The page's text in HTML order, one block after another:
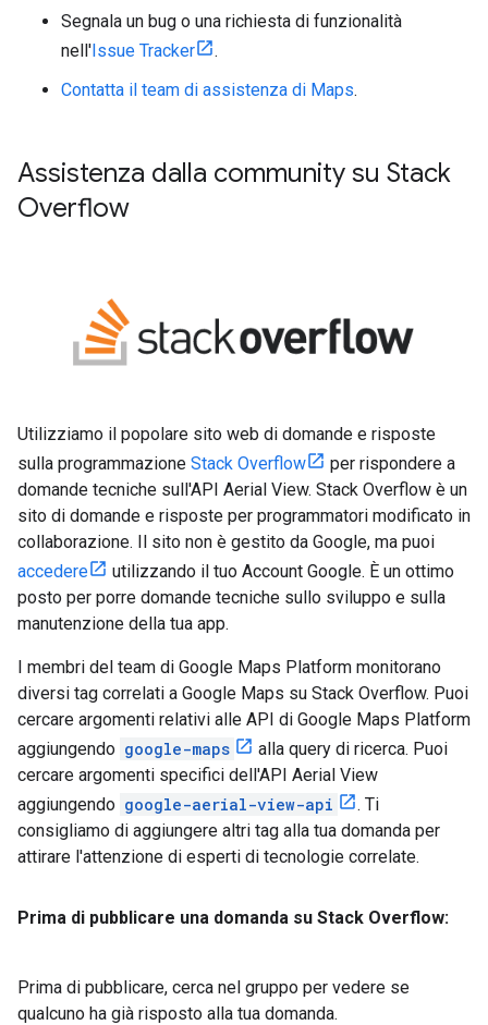
Segnala un bug o una richiesta di funzionalità
nell'Issue Tracker
.
Contatta il team di assistenza di Maps.
Assistenza dalla community su Stack
Overflow
Utilizziamo il popolare sito web di domande e risposte
sulla programmazione Stack Overflow
per rispondere a
domande tecniche sull'API Aerial View. Stack Overflow è un
sito di domande e risposte per programmatori modificato in
collaborazione. Il sito non è gestito da Google, ma puoi
accedere
utilizzando il tuo Account Google. È un ottimo
posto per porre domande tecniche sullo sviluppo e sulla
manutenzione della tua app.
I membri del team di Google Maps Platform monitorano
diversi tag correlati a Google Maps su Stack Overflow. Puoi
cercare argomenti relativi alle API di Google Maps Platform
aggiungendo google-maps
alla query di ricerca. Puoi
cercare argomenti specifici dell'API Aerial View
aggiungendo google-aerial-view-api
. Ti
consigliamo di aggiungere altri tag alla tua domanda per
attirare l'attenzione di esperti di tecnologie correlate.
Prima di pubblicare una domanda su Stack Overflow:
Prima di pubblicare, cerca nel gruppo per vedere se
qualcuno ha già risposto alla tua domanda.